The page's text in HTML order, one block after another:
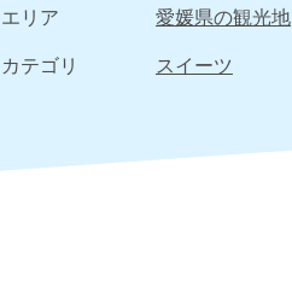
エリア
愛媛県の観光地
カテゴリ
スイーツ